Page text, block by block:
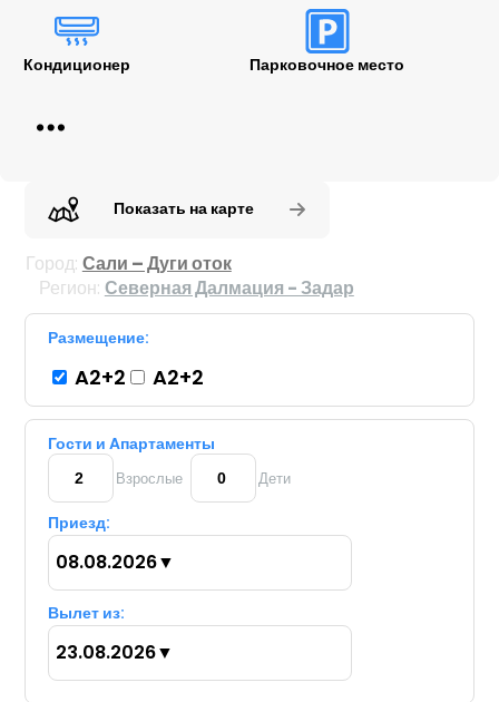
Кондиционер Парковочное место
Показать на карте
Город: Сали – Дуги оток
Регион: Северная Далмация - Задар
Размещение:
A2+2 A2+2
Гости и Aпартаменты
Взрослые Дети
Приезд:
08.08.2026▼
Вылет из:
23.08.2026▼